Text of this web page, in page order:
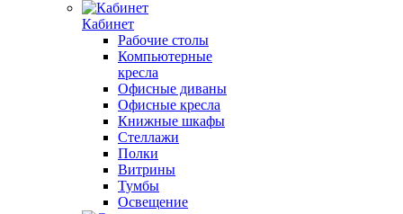
Кабинет
Рабочие столы
Компьютерные
кресла
Офисные диваны
Офисные кресла
Книжные шкафы
Стеллажи
Полки
Витрины
Тумбы
Освещение